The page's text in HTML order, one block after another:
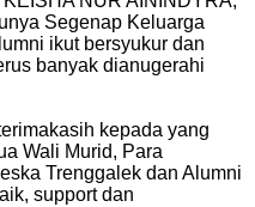
Segenap Keluarga
ikut bersyukur dan
banyak dianugerahi
kepada yang
Wali Murid, Para
Trenggalek dan Alumni
support dan